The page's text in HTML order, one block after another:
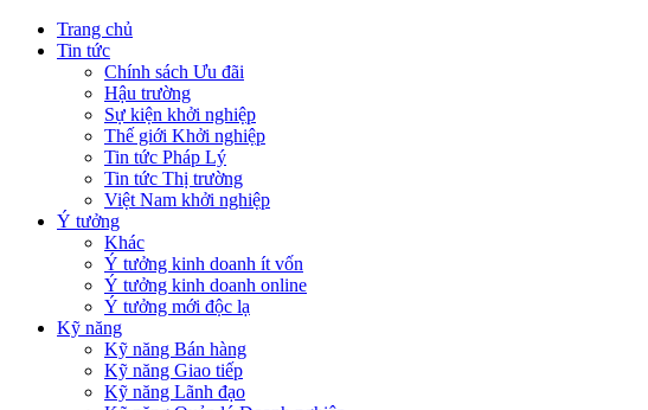
Trang chủ
Tin tức
Chính sách Ưu đãi
Hậu trường
Sự kiện khởi nghiệp
Thế giới Khởi nghiệp
Tin tức Pháp Lý
Tin tức Thị trường
Việt Nam khởi nghiệp
Ý tưởng
Khác
Ý tưởng kinh doanh ít vốn
Ý tưởng kinh doanh online
Ý tưởng mới độc lạ
Kỹ năng
Kỹ năng Bán hàng
Kỹ năng Giao tiếp
Kỹ năng Lãnh đạo